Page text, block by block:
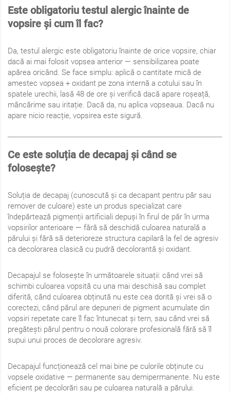
Este obligatoriu testul alergic înainte de
vopsire și cum îl fac?
Da, testul alergic este obligatoriu înainte de orice vopsire, chiar
dacă ai mai folosit vopsea anterior — sensibilizarea poate
apărea oricând. Se face simplu: aplică o cantitate mică de
amestec vopsea + oxidant pe zona internă a cotului sau în
spatele urechii, lasă 48 de ore și verifică dacă apare roșeață,
mâncărime sau iritație. Dacă da, nu aplica vopseaua. Dacă nu
apare nicio reacție, vopsirea este sigură.
Ce este soluția de decapaj și când se
folosește?
Soluția de decapaj (cunoscută și ca decapant pentru păr sau
remover de culoare) este un produs specializat care
îndepărtează pigmenții artificiali depuși în firul de păr în urma
vopsirilor anterioare — fără să deschidă culoarea naturală a
părului și fără să deterioreze structura capilară la fel de agresiv
ca decolorarea clasică cu pudră decolorantă și oxidant.
Decapajul se folosește în următoarele situații: când vrei să
schimbi culoarea vopsită cu una mai deschisă sau complet
diferită, când culoarea obținută nu este cea dorită și vrei să o
corectezi, când părul are depuneri de pigment acumulate din
vopsiri repetate care îl fac întunecat și tern, sau când vrei să
pregătești părul pentru o nouă colorare profesională fără să îl
supui unui proces de decolorare agresiv.
Decapajul funcționează cel mai bine pe culorile obținute cu
vopsele oxidative — permanente sau demipermanente. Nu este
eficient pe decolorări sau pe culoarea naturală a părului.